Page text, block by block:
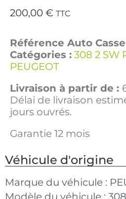
200,00 € TTC
Référence Auto
Catégories : 308 2 SW
PEUGEOT
Livraison à partir de :
Délai de livraison
jours ouvrés.
Garantie 12 mois
Véhicule d'origine
Marque du véhicule :
Modèle du véhicule :